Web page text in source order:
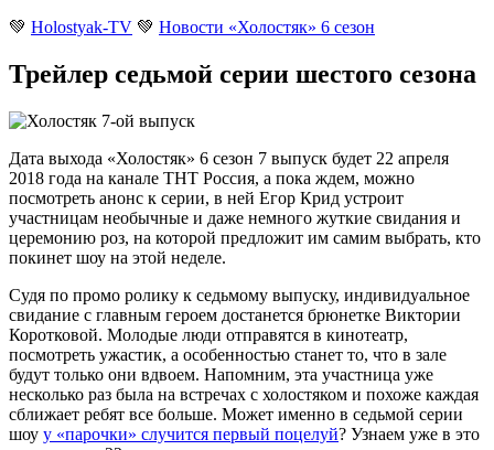
💚 Holostyak-TV 💚 Новости «Холостяк» 6 сезон
Трейлер седьмой серии шестого сезона
Дата выхода «Холостяк» 6 сезон 7 выпуск будет 22 апреля
2018 года на канале ТНТ Россия, а пока ждем, можно
посмотреть анонс к серии, в ней Егор Крид устроит
участницам необычные и даже немного жуткие свидания и
церемонию роз, на которой предложит им самим выбрать, кто
покинет шоу на этой неделе.
Судя по промо ролику к седьмому выпуску, индивидуальное
свидание с главным героем достанется брюнетке Виктории
Коротковой. Молодые люди отправятся в кинотеатр,
посмотреть ужастик, а особенностью станет то, что в зале
будут только они вдвоем. Напомним, эта участница уже
несколько раз была на встречах с холостяком и похоже каждая
сближает ребят все больше. Может именно в седьмой серии
шоу у «парочки» случится первый поцелуй? Узнаем уже в это